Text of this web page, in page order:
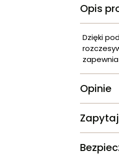
Opis
Dzięki
Opinie